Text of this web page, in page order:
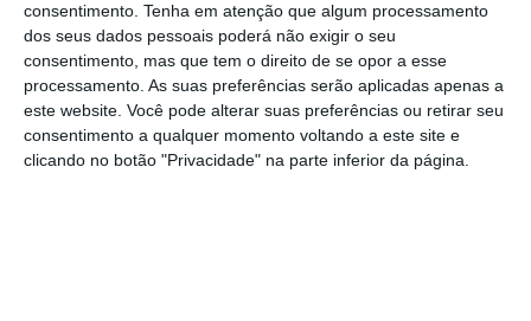
consentimento. Tenha em atenção que algum processamento
dos seus dados pessoais poderá não exigir o seu
consentimento, mas que tem o direito de se opor a esse
processamento. As suas preferências serão aplicadas apenas a
este website. Você pode alterar suas preferências ou retirar seu
consentimento a qualquer momento voltando a este site e
clicando no botão "Privacidade" na parte inferior da página.
Em termos absolutos só a Polónia tem um nível de
execução dos fundos comunitários superior ao
nacional. Mas o seu envelope financeiro também é
quatro vezes o Portugal 2020, já que ronda os 80 mil
milhões de euros.